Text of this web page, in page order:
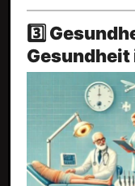
3️⃣
Gesundheit